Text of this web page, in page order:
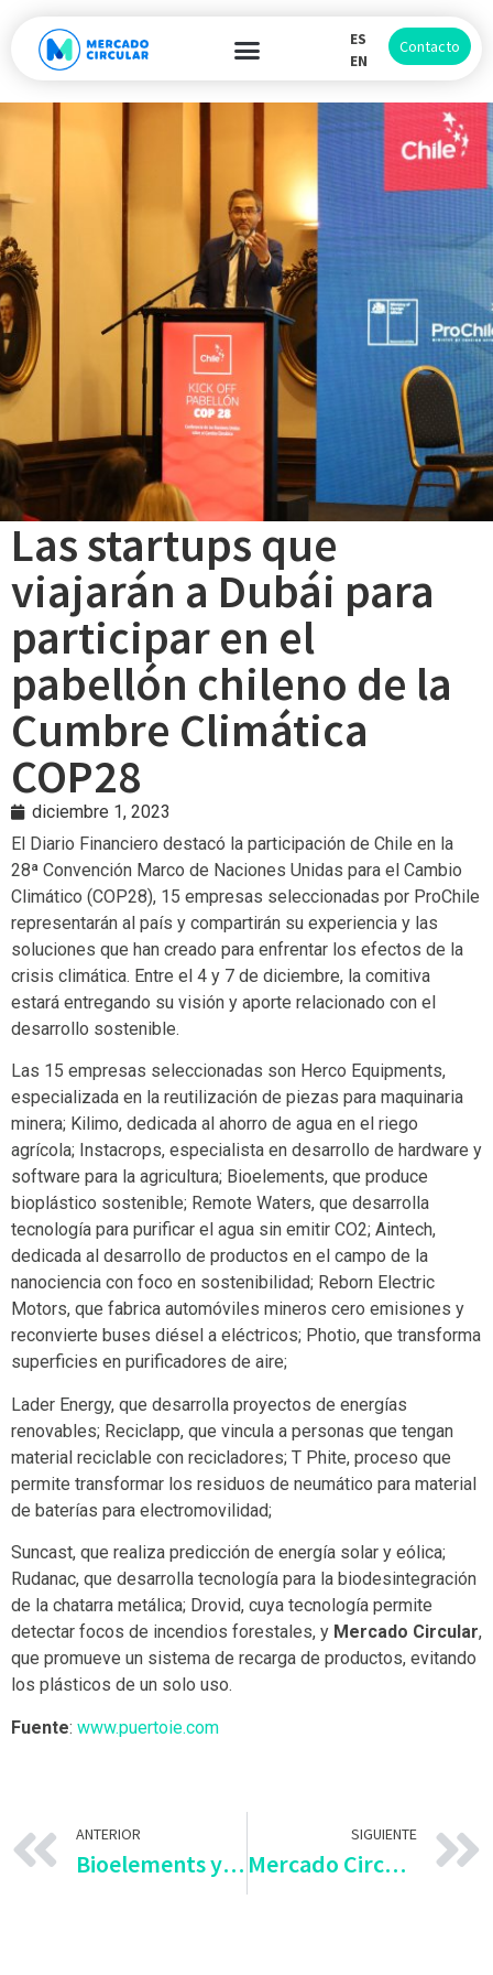
ES
EN
Contacto
Las startups que
viajarán a Dubái para
participar en el
pabellón chileno de la
Cumbre Climática
COP28
diciembre 1, 2023
El Diario Financiero destacó la participación de Chile en la
28ª Convención Marco de Naciones Unidas para el Cambio
Climático (COP28), 15 empresas seleccionadas por ProChile
representarán al país y compartirán su experiencia y las
soluciones que han creado para enfrentar los efectos de la
crisis climática. Entre el 4 y 7 de diciembre, la comitiva
estará entregando su visión y aporte relacionado con el
desarrollo sostenible.
Las 15 empresas seleccionadas son Herco Equipments,
especializada en la reutilización de piezas para maquinaria
minera; Kilimo, dedicada al ahorro de agua en el riego
agrícola; Instacrops, especialista en desarrollo de hardware y
software para la agricultura; Bioelements, que produce
bioplástico sostenible; Remote Waters, que desarrolla
tecnología para purificar el agua sin emitir CO2; Aintech,
dedicada al desarrollo de productos en el campo de la
nanociencia con foco en sostenibilidad; Reborn Electric
Motors, que fabrica automóviles mineros cero emisiones y
reconvierte buses diésel a eléctricos; Photio, que transforma
superficies en purificadores de aire;
Lader Energy, que desarrolla proyectos de energías
renovables; Reciclapp, que vincula a personas que tengan
material reciclable con recicladores; T Phite, proceso que
permite transformar los residuos de neumático para material
de baterías para electromovilidad;
Suncast, que realiza predicción de energía solar y eólica;
Rudanac, que desarrolla tecnología para la biodesintegración
de la chatarra metálica; Drovid, cuya tecnología permite
detectar focos de incendios forestales, y Mercado Circular,
que promueve un sistema de recarga de productos, evitando
los plásticos de un solo uso.
Fuente: www.puertoie.com
ANTERIOR
Bioelements y Mercado Circular participarán en el COP28
SIGUIENTE
Mercado Circular: “No hay tiempo, debemos forzar el conocimiento, normativas y generar cambios ahora”